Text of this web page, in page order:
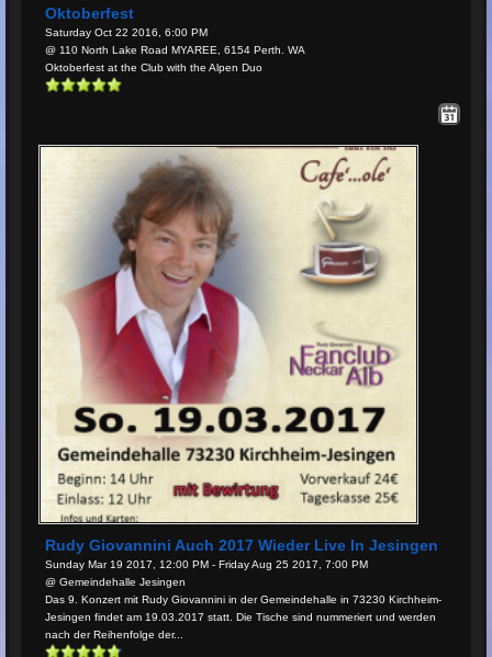
Oktoberfest
Saturday Oct 22 2016, 6:00 PM
@ 110 North Lake Road MYAREE, 6154 Perth. WA
Oktoberfest at the Club with the Alpen Duo
Rudy Giovannini Auch 2017 Wieder Live In Jesingen
Sunday Mar 19 2017, 12:00 PM - Friday Aug 25 2017, 7:00 PM
@ Gemeindehalle Jesingen
Das 9. Konzert mit Rudy Giovannini in der Gemeindehalle in 73230 Kirchheim-
Jesingen findet am 19.03.2017 statt. Die Tische sind nummeriert und werden
nach der Reihenfolge der...